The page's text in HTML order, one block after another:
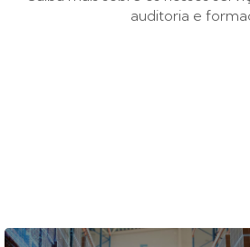
auditoria e